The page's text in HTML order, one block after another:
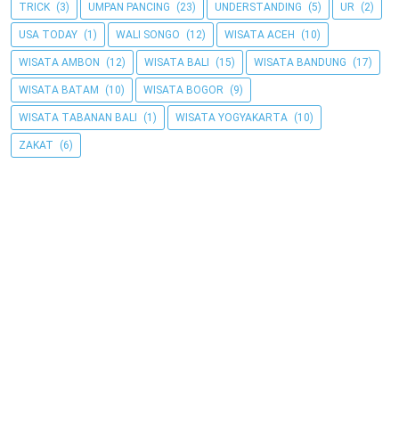
TRICK (3) UMPAN PANCING (23) UNDERSTANDING (5) UR (2)
USA TODAY (1) WALI SONGO (12) WISATA ACEH (10)
WISATA AMBON (12) WISATA BALI (15) WISATA BANDUNG (17)
WISATA BATAM (10) WISATA BOGOR (9)
WISATA TABANAN BALI (1) WISATA YOGYAKARTA (10)
ZAKAT (6)